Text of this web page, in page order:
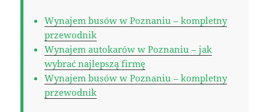
Wynajem busów w Poznaniu – kompletny
przewodnik
Wynajem autokarów w Poznaniu – jak
wybrać najlepszą firmę
Wynajem busów w Poznaniu – kompletny
przewodnik